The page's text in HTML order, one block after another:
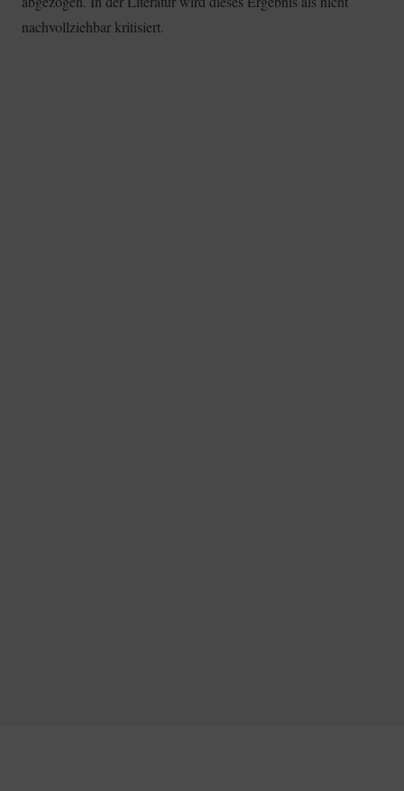
nachvollziehbar kritisiert.